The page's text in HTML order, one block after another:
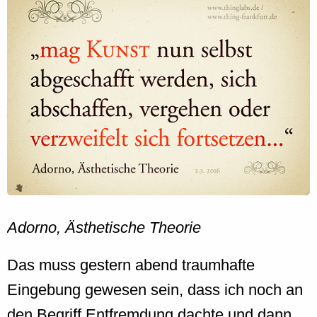
Adorno, Ästhetische Theorie
Das muss gestern abend traumhafte
Eingebung gewesen sein, dass ich noch an